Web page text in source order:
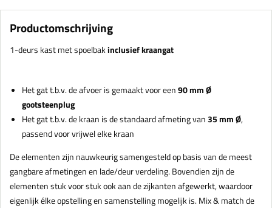
Productomschrijving
1-deurs kast met spoelbakinclusief kraangat
Het gat t.b.v. de afvoer is gemaakt voor een90 mm Ø
gootsteenplug
Het gat t.b.v. de kraan is de standaard afmeting van35 mm Ø,
passend voor vrijwel elke kraan
De elementen zijn nauwkeurig samengesteld op basis van de meest
gangbare afmetingen en lade/deur verdeling. Bovendien zijn de
elementen stuk voor stuk ook aan de zijkanten afgewerkt, waardoor
eigenlijk élke opstelling en samenstelling mogelijk is. Mix & match de